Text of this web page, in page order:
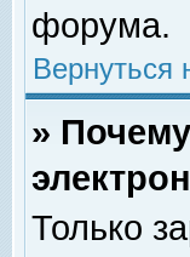
форума.
Вернуться
»
Только